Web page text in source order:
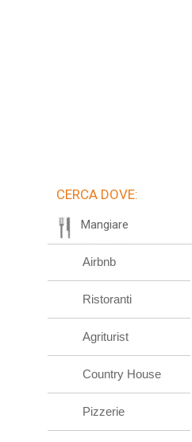
CERCA DOVE:
Mangiare
Airbnb
Ristoranti
Agriturist
Country House
Pizzerie